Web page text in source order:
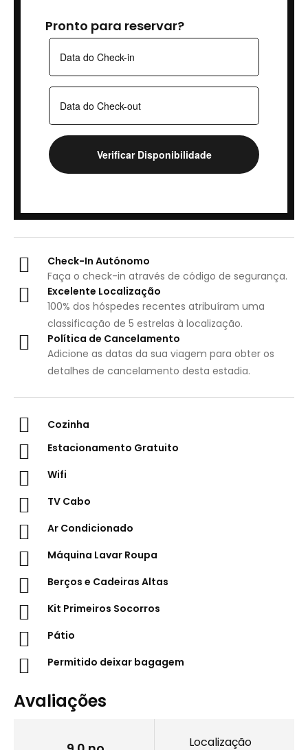
Pronto para reservar?
Check-In Autónomo
Faça o check-in através de código de segurança.
Excelente Localização
100% dos hóspedes recentes atribuíram uma
classificação de 5 estrelas à localização.
Política de Cancelamento
Adicione as datas da sua viagem para obter os
detalhes de cancelamento desta estadia.
Cozinha
Estacionamento Gratuito
Wifi
TV Cabo
Ar Condicionado
Máquina Lavar Roupa
Berços e Cadeiras Altas
Kit Primeiros Socorros
Pátio
Permitido deixar bagagem
Avaliações
Localização